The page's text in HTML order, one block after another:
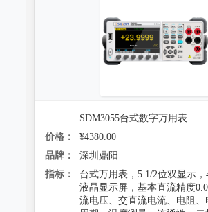
SDM3055台式数字万用表
价格：
¥4380.00
品牌：
深圳鼎阳
指标：
台式万用表，5 1/2位双显示
液晶显示屏，基本直流精度
流电压、交直流电流、电阻、